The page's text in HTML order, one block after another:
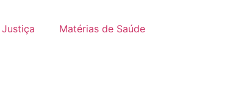
Matérias de Saúde